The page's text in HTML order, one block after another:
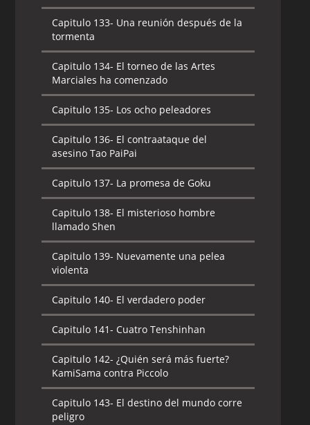
Capitulo 133- Una reunión después de la
tormenta
Capitulo 134- El torneo de las Artes
Marciales ha comenzado
Capitulo 135- Los ocho peleadores
Capitulo 136- El contraataque del
asesino Tao PaiPai
Capitulo 137- La promesa de Goku
Capitulo 138- El misterioso hombre
llamado Shen
Capitulo 139- Nuevamente una pelea
violenta
Capitulo 140- El verdadero poder
Capitulo 141- Cuatro Tenshinhan
Capitulo 142- ¿Quién será más fuerte?
KamiSama contra Piccolo
Capitulo 143- El destino del mundo corre
peligro